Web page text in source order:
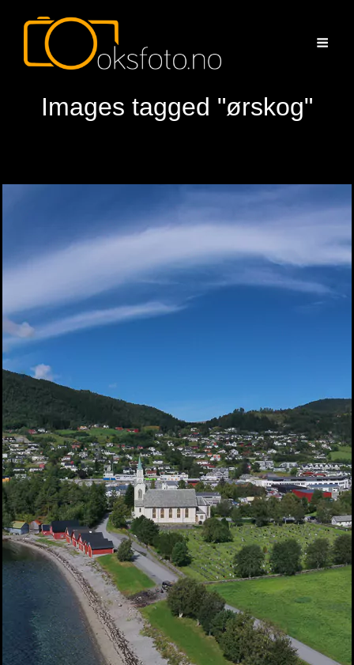
Images tagged "ørskog"